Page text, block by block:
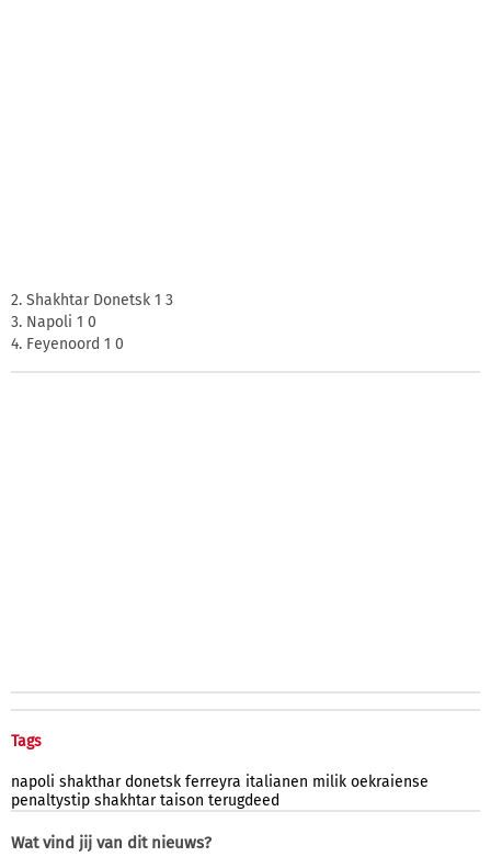
2. Shakhtar Donetsk 1 3
3. Napoli 1 0
4. Feyenoord 1 0
Tags
napoli shakthar donetsk ferreyra italianen milik oekraiense
penaltystip shakhtar taison terugdeed
Wat vind jij van dit nieuws?